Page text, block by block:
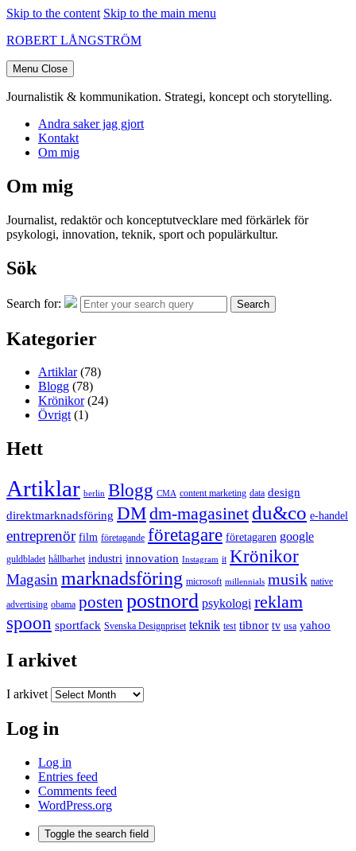
Skip to the content Skip to the main menu
ROBERT LÅNGSTRÖM
Menu Close
Journalistik & kommunikation. Strategi, koncept och storytelling.
Andra saker jag gjort
Kontakt
Om mig
Om mig
Journalist, redaktör och konceptutvecklare med förkärlek för
psykologi, innovation, teknik, sport och populärkultur.
Sök
Search for: Search
Kategorier
Artiklar(78)
Blogg (78)
Krönikor(24)
Övrigt(1)
Hett
Artiklar berlin Blogg CMA content marketing data design
direktmarknadsföring DMdm-magasinet du&co e-handel
entreprenör film företagande företagare företagaren google
guldbladet hållbarhet industri innovation Instagram it Krönikor
Magasinmarknadsföring microsoft millennials musik native
advertising obama posten postnord psykologi reklam
spoon sportfack Svenska Designpriset teknik test tibnor tv usa yahoo
I arkivet
I arkivet
Log in
Log in
Entries feed
Comments feed
WordPress.org
Toggle the search field